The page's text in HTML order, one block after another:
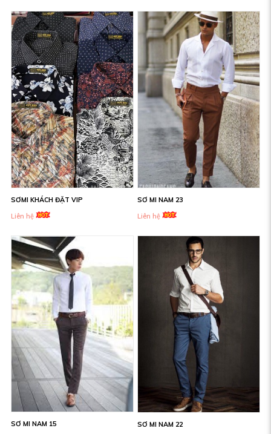
SƠMI KHÁCH ĐẶT VIP
Liên hệ
SƠ MI NAM 23
Liên hệ
SƠ MI NAM 15
SƠ MI NAM 22